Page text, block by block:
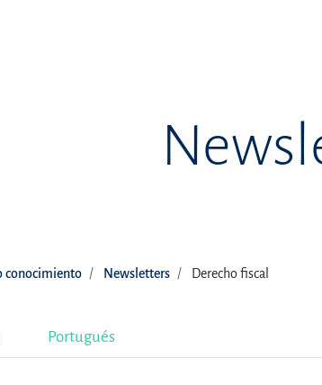
conocimiento Newsletters Derecho fiscal
Portugués